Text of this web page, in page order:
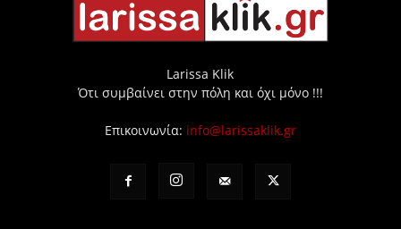
Larissa Klik
Ότι συμβαίνει στην πόλη και όχι μόνο !!!
Επικοινωνία: info@larissaklik.gr